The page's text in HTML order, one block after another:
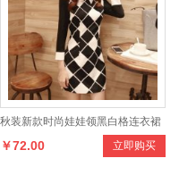
秋装新款时尚娃娃领黑白格连衣裙
韩版修身七分袖打底裙连衣裙
立即购买
￥72.00